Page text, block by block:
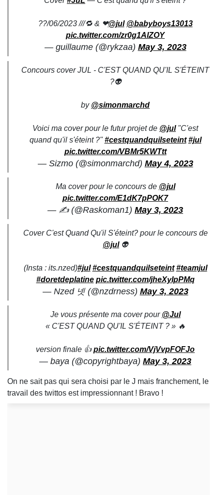
??/06/2023 ///🔁 & ❤@jul @babyboys13013
pic.twitter.com/zr0g1AlZOY
— guillaume (@rykzaa) May 3, 2023
Concours cover JUL - C'EST QUAND QU'IL S'ÉTEINT
?👽
by @simonmarchd
Voici ma cover pour le futur projet de @jul"C'est
quand qu'il s'éteint ?"#cestquandquilseteint #jul
pic.twitter.com/VBMr5KWTtt
— Sizmo (@simonmarchd) May 4, 2023
Ma cover pour le concours de @jul
pic.twitter.com/E1dK7pPOK7
— ✍️ (@Raskoman1) May 3, 2023
Cover C'est Quand Qu'il S'éteint? pour le concours de
@jul👽
(Insta : its.nzed)#jul #cestquandquilseteint #teamjul
#doretdeplatine pic.twitter.com/jheXyIpPMq
— Nzed 넷 (@nzdrness) May 3, 2023
Je vous présente ma cover pour @Jul
« C'EST QUAND QU'IL S'ÉTEINT ? » 🔥
version finale 👍pic.twitter.com/VjVvpFOFJo
— baya (@copyrightbaya) May 3, 2023
On ne sait pas qui sera choisi par le J mais franchement, le
travail des twittos est impressionnant ! Bravo !